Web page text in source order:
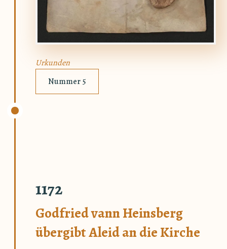
Urkunden
Nummer 5
1172
Godfried vann Heinsberg
übergibt Aleid an die Kirche